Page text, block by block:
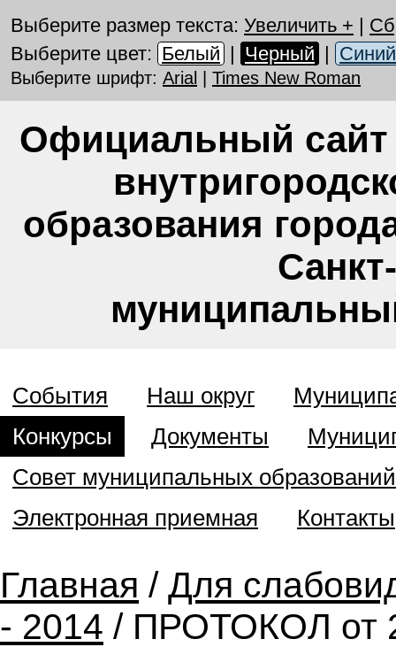
Выберите размер текста: Увеличить + |
Выберите цвет: Белый | Черный | Синий
Выберите шрифт: Arial Times New Roman
Официальный сайт
образования
События Наш округ
Конкурсы
Документы
Совет муниципальных
Электронная приемная
Контакты
Главная / Для
- 2014 / ПРОТОКОЛ от